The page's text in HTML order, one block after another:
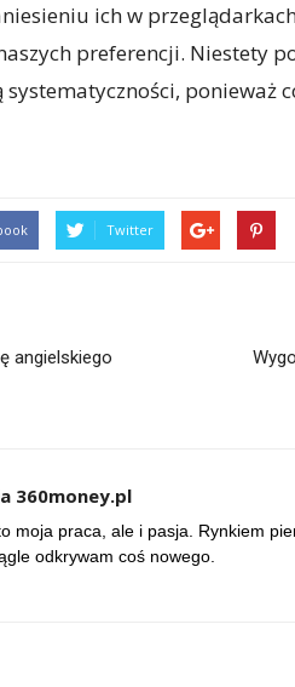
ich w
preferencji. Niestety
systematyczności, ponieważ
Twitter
angielskiego
360money.pl
moja praca, ale i pasja. Rynkiem
odkrywam coś nowego.